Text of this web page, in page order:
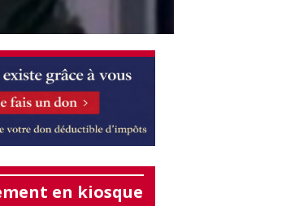
en kiosque